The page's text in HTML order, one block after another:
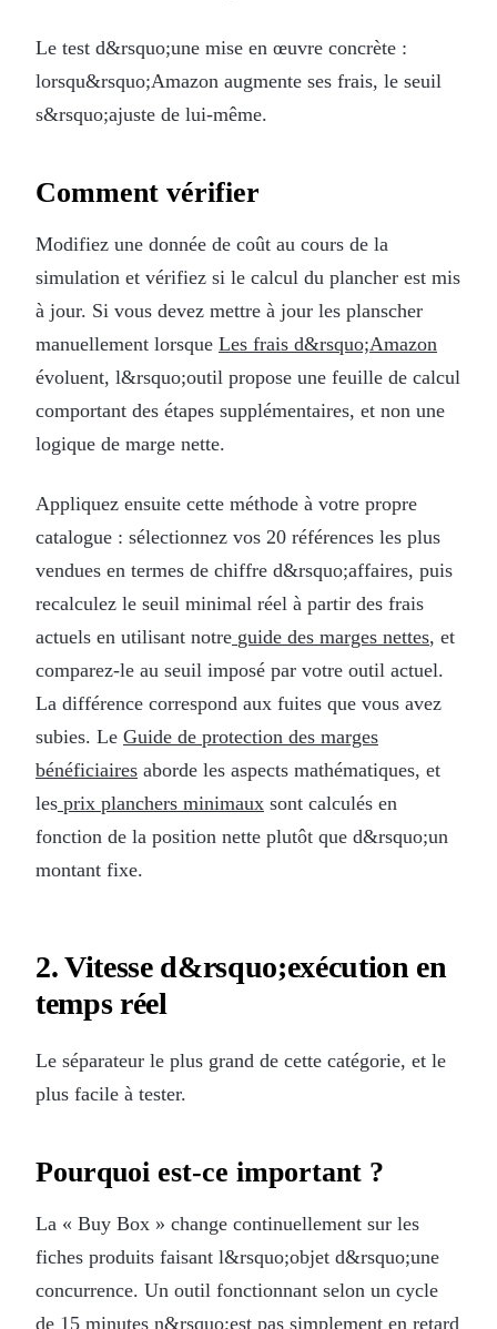
Le test d&rsquo;une mise en œuvre concrète :
lorsqu&rsquo;Amazon augmente ses frais, le seuil
s&rsquo;ajuste de lui-même.
Comment vérifier
Modifiez une donnée de coût au cours de la
simulation et vérifiez si le calcul du plancher est mis
à jour. Si vous devez mettre à jour les planscher
manuellement lorsque Les frais d&rsquo;Amazon
évoluent, l&rsquo;outil propose une feuille de calcul
comportant des étapes supplémentaires, et non une
logique de marge nette.
Appliquez ensuite cette méthode à votre propre
catalogue : sélectionnez vos 20 références les plus
vendues en termes de chiffre d&rsquo;affaires, puis
recalculez le seuil minimal réel à partir des frais
actuels en utilisant notre guide des marges nettes, et
comparez-le au seuil imposé par votre outil actuel.
La différence correspond aux fuites que vous avez
subies. Le Guide de protection des marges
bénéficiaires aborde les aspects mathématiques, et
les prix planchers minimaux sont calculés en
fonction de la position nette plutôt que d&rsquo;un
montant fixe.
2. Vitesse d&rsquo;exécution en
temps réel
Le séparateur le plus grand de cette catégorie, et le
plus facile à tester.
Pourquoi est-ce important ?
La « Buy Box » change continuellement sur les
fiches produits faisant l&rsquo;objet d&rsquo;une
concurrence. Un outil fonctionnant selon un cycle
de 15 minutes n&rsquo;est pas simplement en retard